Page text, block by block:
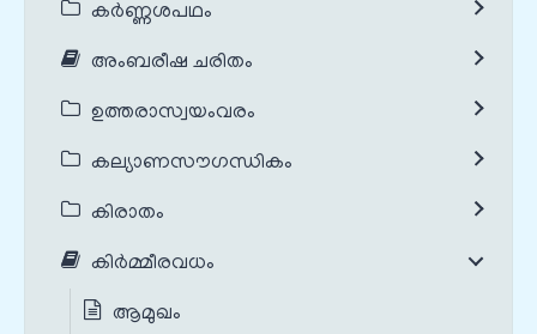
കർണ്ണശപഥം
അംബരീഷ ചരിതം
ഉത്തരാസ്വയംവരം
കല്യാണസൗഗന്ധികം
കിരാതം
കിർമ്മീരവധം
ആമുഖം